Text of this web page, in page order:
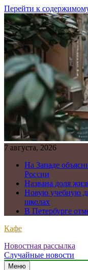
Перейти к
7 августа, 2026
На Западе
России
Названа доля
Новую учебную
школах
В Петербурге
Кафе
Новостная рассылка
Случайные новости
Меню